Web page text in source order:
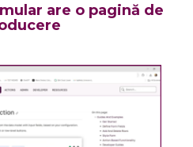
are o pagină de